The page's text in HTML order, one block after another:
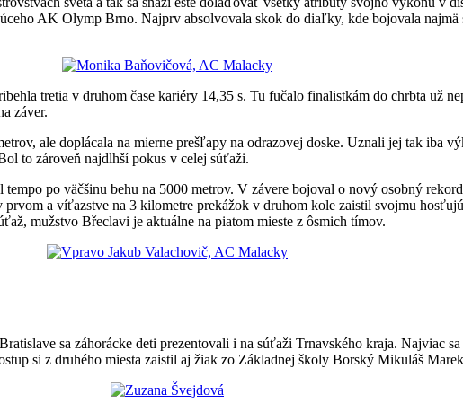
AK Olymp Brno. Najprv absolvovala skok do diaľky, kde bojovala najmä
tretia v druhom čase kariéry 14,35 s. Tu fučalo finalistkám do chrbta už
záver.
ale doplácala na mierne prešľapy na odrazovej doske. Uznali jej tak iba
to zároveň najdlhší pokus v celej súťaži.
po väčšinu behu na 5000 metrov. V závere bojoval o nový osobný
a víťazstve na 3 kilometre prekážok v druhom kole zaistil svojmu
mužstvo Břeclavi je aktuálne na piatom mieste z ôsmich tímov.
sa záhorácke deti prezentovali i na súťaži Trnavského kraja. Najviac
si z druhého miesta zaistil aj žiak zo Základnej školy Borský Mikuláš